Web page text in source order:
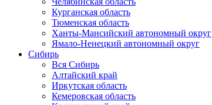
Курганская область
Тюменская область
Ханты-Мансийский автономный округ
Ямало-Ненецкий автономный округ
Сибирь
Вся Сибирь
Алтайский край
Иркутская область
Кемеровская область